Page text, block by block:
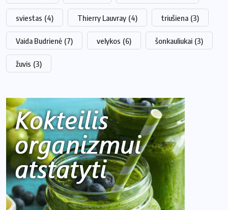
sviestas (4) Thierry Lauvray (4) triušiena (3)
Vaida Budrienė (7) velykos (6) šonkauliukai (3)
žuvis (3)